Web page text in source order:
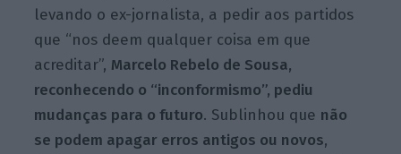
levando o ex-jornalista, a pedir aos partidos
que “nos deem qualquer coisa em que
acreditar”, Marcelo Rebelo de Sousa,
reconhecendo o “inconformismo”, pediu
mudanças para o futuro. Sublinhou que não
se podem apagar erros antigos ou novos,